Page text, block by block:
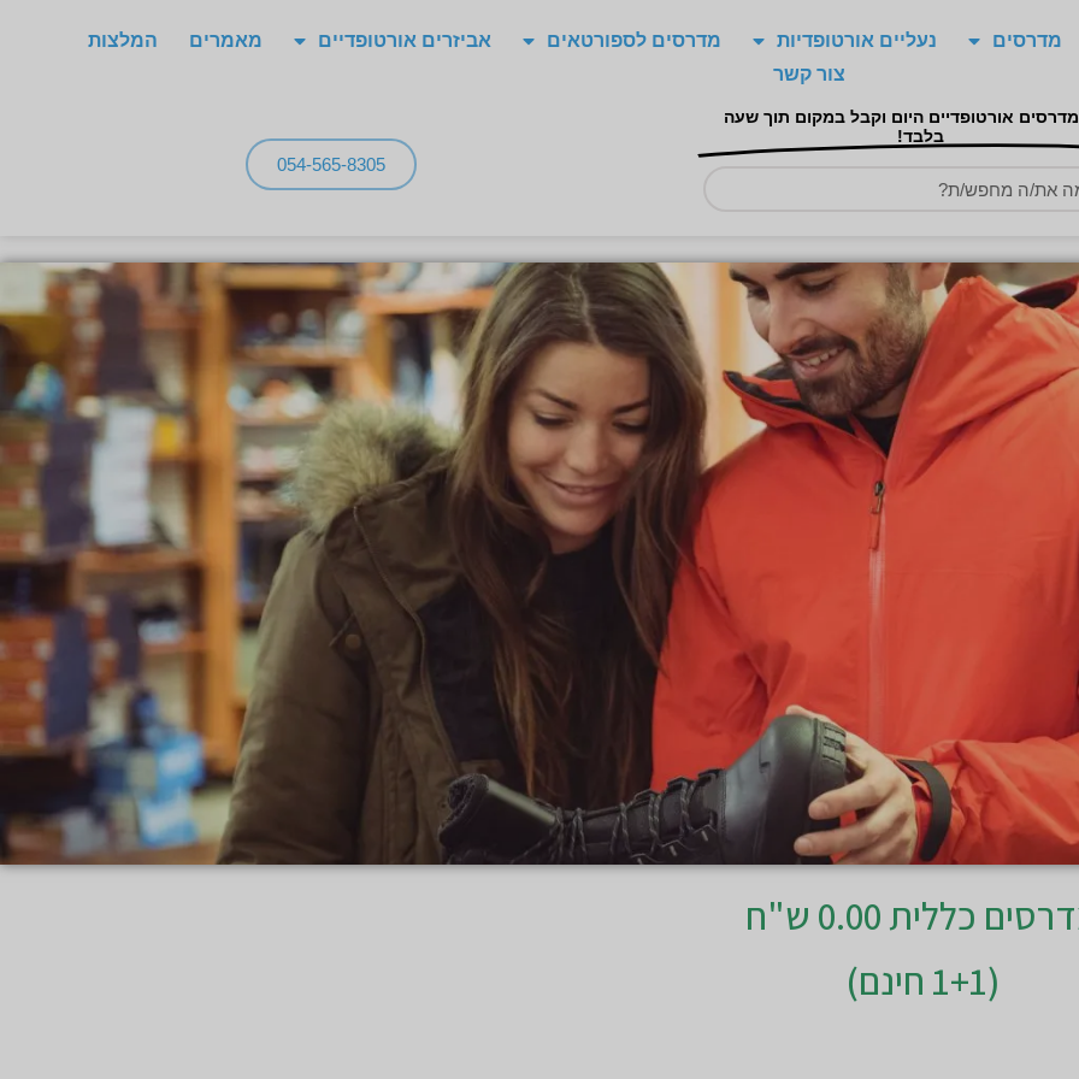
מדרסים נעליים אורטופדיות מדרסים לספורטאים אביזרים אורטופדיים מאמרים
המלצות
צור קשר
אורטופדיים היום וקבל במקום תוך שעה
בלבד!
054-565-8305
כללית 0.00 ש"ח
(1+1 חינם)